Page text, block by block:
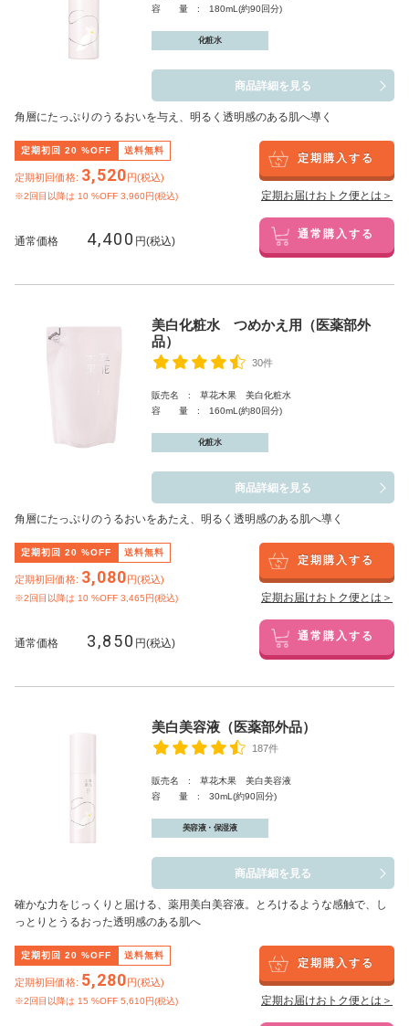
容 量 : 180mL(約90回分)
化粧水
商品詳細を見る
角層にたっぷりのうるおいを与え、明るく透明感のある肌へ導く
定期初回 20 %OFF 送料無料
定期初回価格: 3,520円(税込)
※2回目以降は 10 %OFF 3,960円(税込)
定期購入する
定期お届けおトク便とは＞
通常価格 4,400 円(税込) 通常購入する
美白化粧水 つめかえ用（医薬部外
品）
30件
販売名 : 草花木果 美白化粧水
容 量 : 160mL(約80回分)
化粧水
商品詳細を見る
角層にたっぷりのうるおいをあたえ、明るく透明感のある肌へ導く
定期初回 20 %OFF 送料無料
定期初回価格: 3,080円(税込)
※2回目以降は 10 %OFF 3,465円(税込)
定期購入する
定期お届けおトク便とは＞
通常価格 3,850 円(税込) 通常購入する
美白美容液（医薬部外品）
187件
販売名 : 草花木果 美白美容液
容 量 : 30mL(約90回分)
美容液・保湿液
商品詳細を見る
確かな力をじっくりと届ける、薬用美白美容液。とろけるような感触で、し
っとりとうるおった透明感のある肌へ
定期初回 20 %OFF 送料無料
定期初回価格: 5,280円(税込)
※2回目以降は 15 %OFF 5,610円(税込)
定期購入する
定期お届けおトク便とは＞